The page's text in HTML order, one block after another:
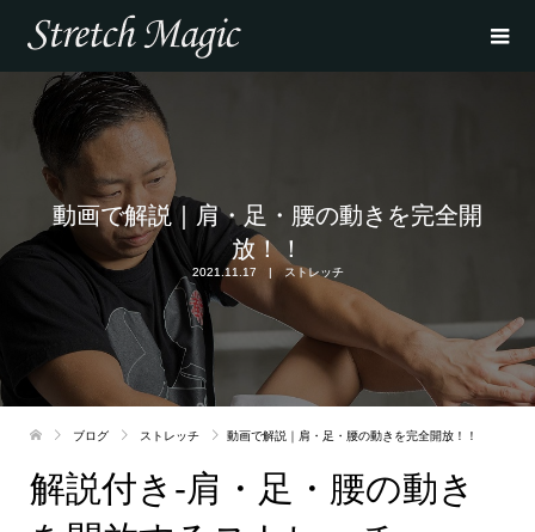
動画で解説｜肩・足・腰の動きを完全開
放！！
2021.11.17 ストレッチ
ブログ ストレッチ 動画で解説｜肩・足・腰の動きを完全開放！！
解説付き-肩・足・腰の動き